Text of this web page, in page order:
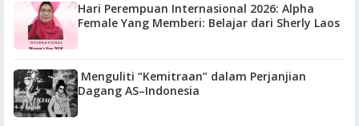
Hari Perempuan Internasional 2026: Alpha
Female Yang Memberi: Belajar dari Sherly Laos
Menguliti “Kemitraan” dalam Perjanjian
Dagang AS–Indonesia